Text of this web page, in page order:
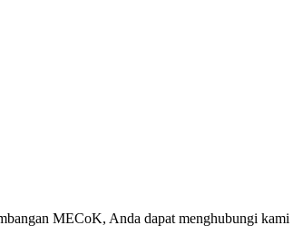
MECoK, Anda dapat menghubungi kami